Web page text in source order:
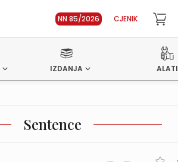
NN 85/2026 CJENIK
IZDANJA ALATI
Sentence